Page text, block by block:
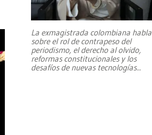
La exmagistrada colombiana habla
sobre el rol de contrapeso del
periodismo, el derecho al olvido,
reformas constitucionales y los
desafíos de nuevas tecnologías...